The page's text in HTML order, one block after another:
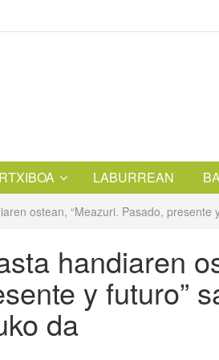
LABURREAN
ostean, “Meazuri. Pasado,
handiaren
y futuro”
da